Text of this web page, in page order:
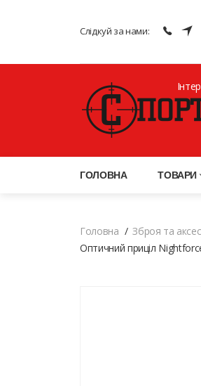
Слідкуй за нами:
ГОЛОВНА ТОВАРИ
Головна Зброя та
Оптичний приціл